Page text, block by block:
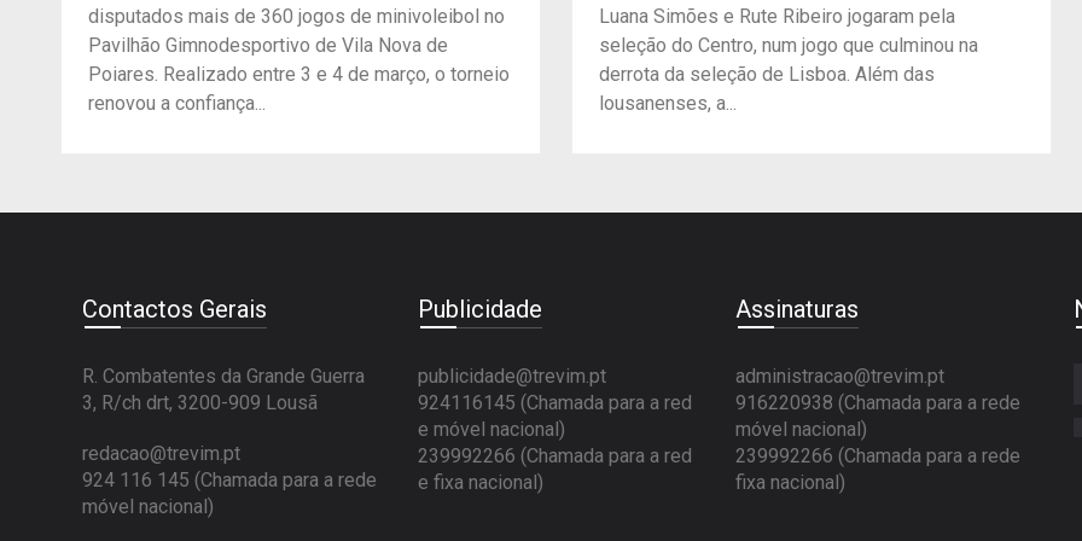
disputados mais de 360 jogos de minivoleibol no
Pavilhão Gimnodesportivo de Vila Nova de
Poiares. Realizado entre 3 e 4 de março, o torneio
renovou a confiança...
Luana Simões e Rute Ribeiro jogaram pela
seleção do Centro, num jogo que culminou na
derrota da seleção de Lisboa. Além das
lousanenses, a...
Contactos Gerais
R. Combatentes da Grande Guerra
3, R/ch drt, 3200-909 Lousã
redacao@trevim.pt
924 116 145 (Chamada para a rede
móvel nacional)
Publicidade
publicidade@trevim.pt
924116145 (Chamada para a red
e móvel nacional)
239992266 (Chamada para a red
e fixa nacional)
Assinaturas
administracao@trevim.pt
916220938 (Chamada para a rede
móvel nacional)
239992266 (Chamada para a rede
fixa nacional)